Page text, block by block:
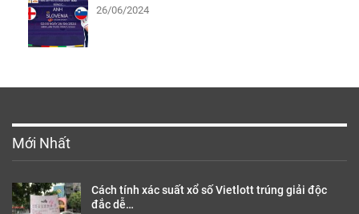
26/06/2024
Mới Nhất
Cách tính xác suất xổ số Vietlott trúng giải độc
đắc dễ…